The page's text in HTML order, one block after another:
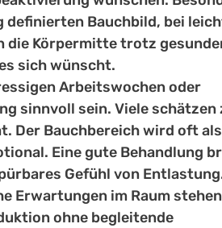
definierten Bauchbild, bei
die Körpermitte trotz
sich wünscht.
Arbeitswochen oder
sinnvoll sein. Viele schätzen
Der Bauchbereich wird oft als
Eine gute Behandlung
Gefühl von
Erwartungen im Raum
ohne begleitende